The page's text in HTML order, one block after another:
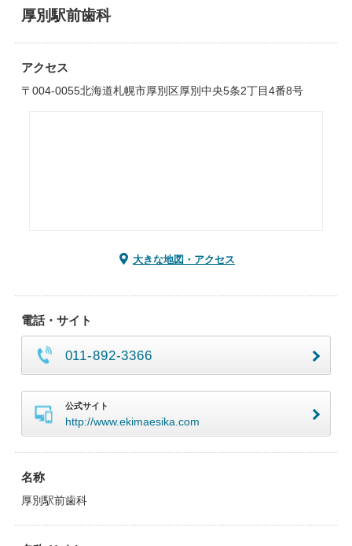
厚別駅前歯科
アクセス
〒004-0055北海道札幌市厚別区厚別中央5条2丁目4番8号
大きな地図・アクセス
電話・サイト
011-892-3366
公式サイト
http://www.ekimaesika.com
名称
厚別駅前歯科